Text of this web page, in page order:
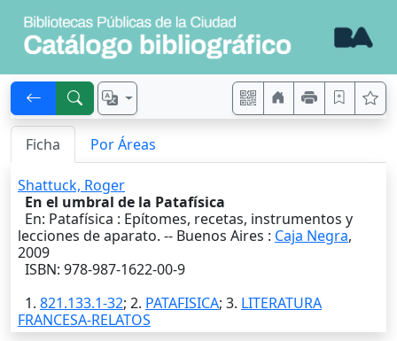
Ficha Por Áreas
Shattuck, Roger
En el umbral de la Patafísica
En: Patafísica : Epítomes, recetas, instrumentos y
lecciones de aparato. -- Buenos Aires : Caja Negra,
2009
ISBN: 978-987-1622-00-9
1. 821.133.1-32; 2. PATAFISICA; 3. LITERATURA
FRANCESA-RELATOS